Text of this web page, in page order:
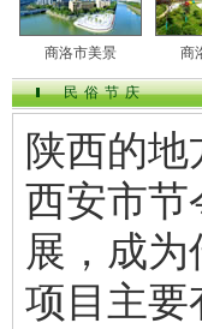
商洛市美景 商
民俗节庆
陕西的
西安市节
展，成
项目主要